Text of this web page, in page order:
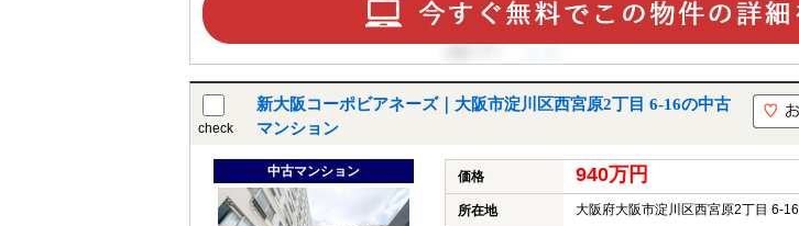
check
新大阪コーポビアネーズ｜大阪市淀川区西宮原2丁目 6-16の中古
マンション
中古マンション 価格 940万円
所在地 大阪府大阪市淀川区西宮原2丁目 6-16